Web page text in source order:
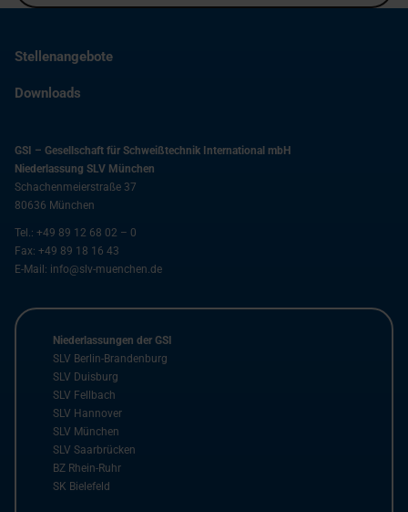
Stellenangebote
Downloads
GSI – Gesellschaft für Schweißtechnik International mbH
Niederlassung SLV München
Schachenmeierstraße 37
80636 München
Tel.: +49 89 12 68 02 – 0
Fax: +49 89 18 16 43
E-Mail: info@slv-muenchen.de
Niederlassungen der GSI
SLV Berlin-Brandenburg
SLV Duisburg
SLV Fellbach
SLV Hannover
SLV München
SLV Saarbrücken
BZ Rhein-Ruhr
SK Bielefeld